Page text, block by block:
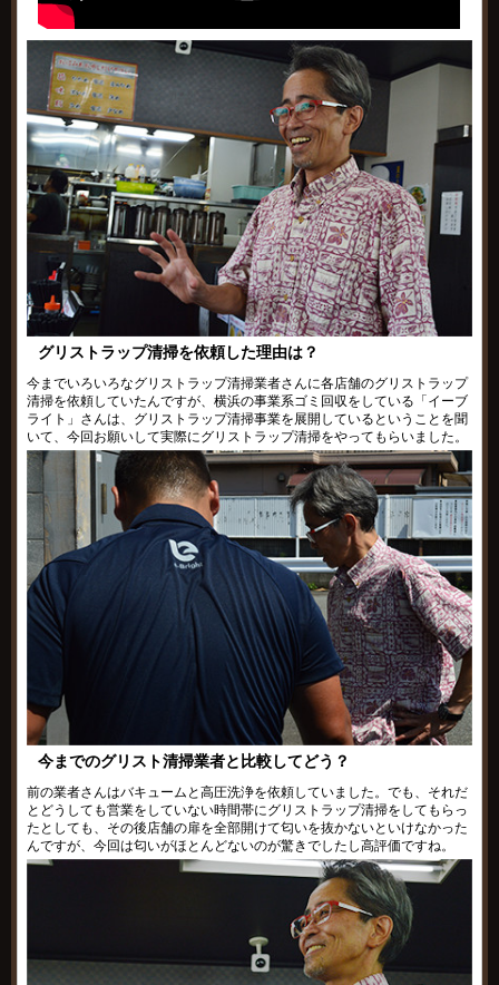
グリストラップ清掃を依頼した理由は？
今までいろいろなグリストラップ清掃業者さんに各店舗のグリストラップ
清掃を依頼していたんですが、横浜の事業系ゴミ回収をしている「イーブ
ライト」さんは、グリストラップ清掃事業を展開しているということを聞
いて、今回お願いして実際にグリストラップ清掃をやってもらいました。
今までのグリスト清掃業者と比較してどう？
前の業者さんはバキュームと高圧洗浄を依頼していました。でも、それだ
とどうしても営業をしていない時間帯にグリストラップ清掃をしてもらっ
たとしても、その後店舗の扉を全部開けて匂いを抜かないといけなかった
んですが、今回は匂いがほとんどないのが驚きでしたし高評価ですね。